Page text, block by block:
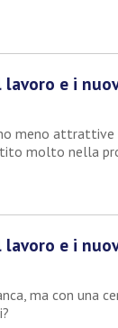
e i
meno attrattive
molto nella
e i
ma con una